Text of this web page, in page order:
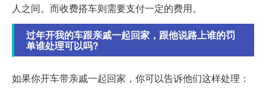
人之间。而收费搭车则需要支付一定的费用。
过年开我的车跟亲戚一起回家，跟他说路上谁的罚
单谁处理可以吗?
如果你开车带亲戚一起回家，你可以告诉他们这样处理：